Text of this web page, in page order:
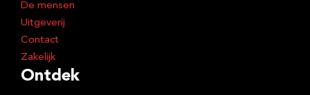
De mensen
Uitgeverij
Contact
Zakelijk
Ontdek